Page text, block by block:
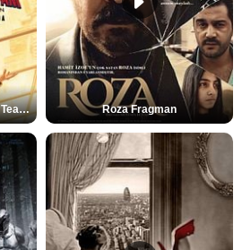
Spider-Man: Brand New Day Teaser Roza Fragman